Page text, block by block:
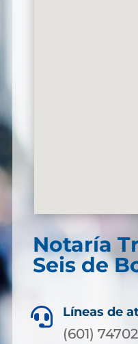
Notaría
Seis de
 Líneas de
(601)